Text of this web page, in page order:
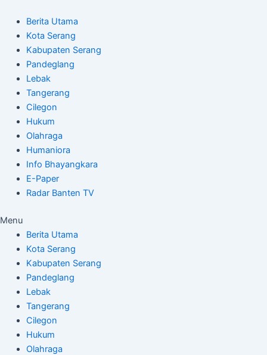
content
Berita Utama
Kota Serang
Kabupaten Serang
Pandeglang
Lebak
Tangerang
Cilegon
Hukum
Olahraga
Humaniora
Info Bhayangkara
E-Paper
Radar Banten TV
Menu
Berita Utama
Kota Serang
Kabupaten Serang
Pandeglang
Lebak
Tangerang
Cilegon
Hukum
Olahraga
navigation